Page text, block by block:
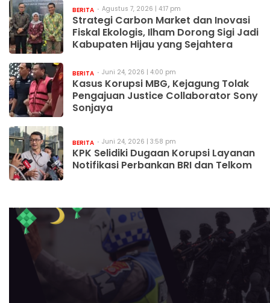
BERITA Agustus 7, 2026 | 4:17 pm
Strategi Carbon Market dan Inovasi
Fiskal Ekologis, Ilham Dorong Sigi Jadi
Kabupaten Hijau yang Sejahtera
BERITA Juni 24, 2026 | 4:00 pm
Kasus Korupsi MBG, Kejagung Tolak
Pengajuan Justice Collaborator Sony
Sonjaya
BERITA Juni 24, 2026 | 3:58 pm
KPK Selidiki Dugaan Korupsi Layanan
Notifikasi Perbankan BRI dan Telkom